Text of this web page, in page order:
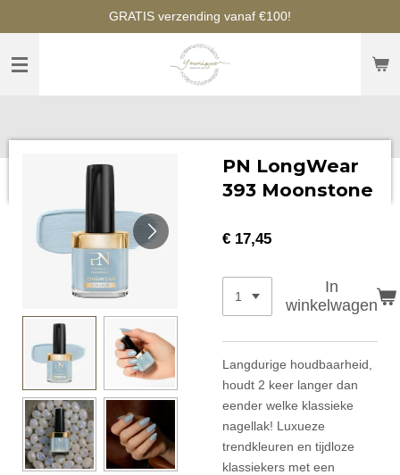
naar
hoofdinhoud
GRATIS verzending vanaf €100!
PN LongWear
393 Moonstone
€ 17,45
In
winkelwagen
Langdurige houdbaarheid,
houdt 2 keer langer dan
eender welke klassieke
nagellak! Luxueze
trendkleuren en tijdloze
klassiekers met een